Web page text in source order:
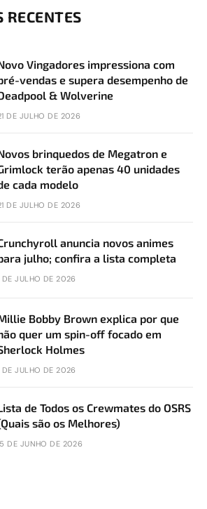
RECENTES
Vingadores impressiona com
vendas e supera desempenho de
& Wolverine
DE JULHO DE 2026
brinquedos de Megatron e
terão apenas 40 unidades
cada modelo
DE JULHO DE 2026
anuncia novos animes
julho; confira a lista completa
DE JULHO DE 2026
Bobby Brown explica por que
quer um spin-off focado em
Holmes
DE JULHO DE 2026
de Todos os Crewmates do OSRS
são os Melhores)
DE JUNHO DE 2026